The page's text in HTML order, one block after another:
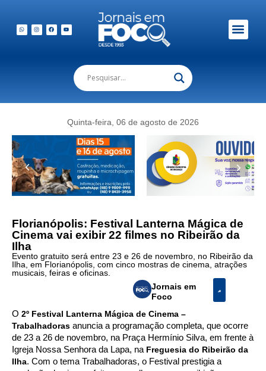
Quinta-feira, 06 de agosto de 2026
Florianópolis: Festival Lanterna Mágica de
Cinema vai exibir 22 filmes no Ribeirão da
Ilha
Evento gratuito será entre 23 e 26 de novembro, no Ribeirão da
Ilha, em Florianópolis, com cinco mostras de cinema, atrações
musicais, feiras e oficinas.
Jornais em
Foco
O 2º Festival Lanterna Mágica de Cinema –
Trabalhadoras anuncia a programação completa, que ocorre
de 23 a 26 de novembro, na Praça Hermínio Silva, em frente à
Igreja Nossa Senhora da Lapa, na Freguesia do Ribeirão da
Ilha. Com o tema Trabalhadoras, o Festival prestigia a